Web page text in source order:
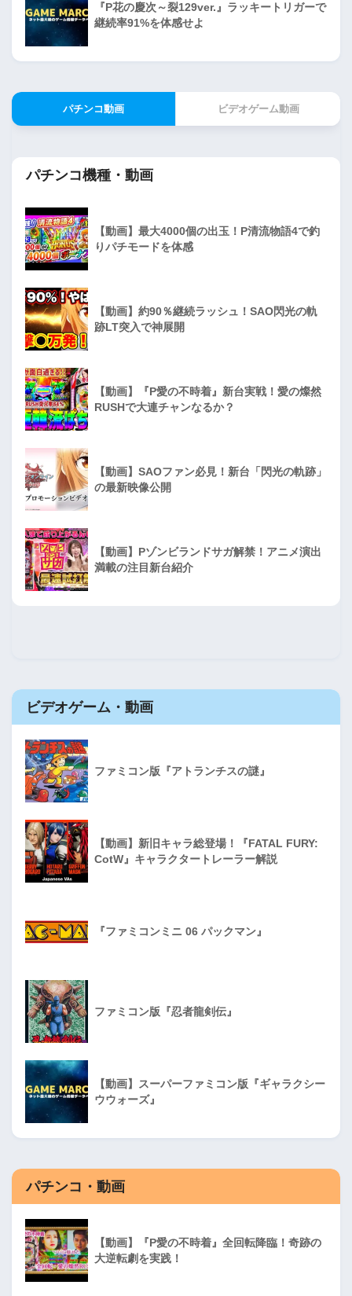
『P花の慶次～裂129ver.』ラッキートリガーで
継続率91%を体感せよ
パチンコ動画 ビデオゲーム動画
パチンコ機種・動画
【動画】最大4000個の出玉！P清流物語4で釣
りパチモードを体感
【動画】約90％継続ラッシュ！SAO閃光の軌
跡LT突入で神展開
【動画】『P愛の不時着』新台実戦！愛の燦然
RUSHで大連チャンなるか？
【動画】SAOファン必見！新台「閃光の軌跡」
の最新映像公開
【動画】Pゾンビランドサガ解禁！アニメ演出
満載の注目新台紹介
ビデオゲーム・動画
ファミコン版『アトランチスの謎』
【動画】新旧キャラ総登場！『FATAL FURY:
CotW』キャラクタートレーラー解説
『ファミコンミニ 06 パックマン』
ファミコン版『忍者龍剣伝』
【動画】スーパーファミコン版『ギャラクシー
ウウォーズ』
パチンコ・動画
【動画】『P愛の不時着』全回転降臨！奇跡の
大逆転劇を実践！